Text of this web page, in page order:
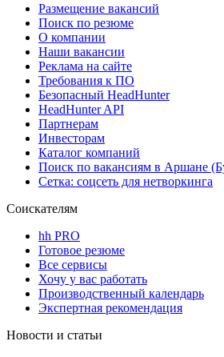
Размещение вакансий
Поиск по резюме
О компании
Наши вакансии
Реклама на сайте
Требования к ПО
Безопасный HeadHunter
HeadHunter API
Партнерам
Инвесторам
Каталог компаний
Поиск по вакансиям в Аршане
Сетка: соцсеть для нетворкинга
Соискателям
hh PRO
Готовое резюме
Все сервисы
Хочу у вас работать
Производственный календарь
Экспертная рекомендация
Новости и статьи